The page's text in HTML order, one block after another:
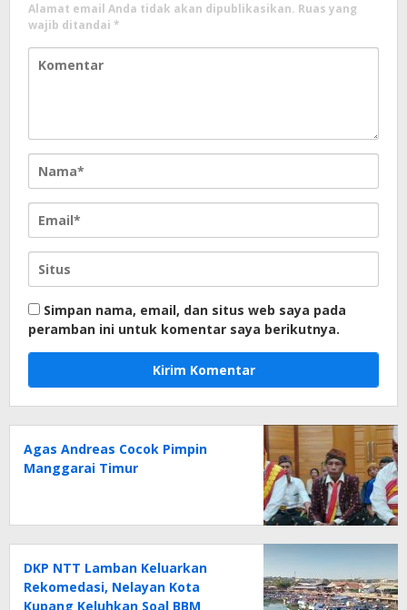
Alamat email Anda tidak akan dipublikasikan. Ruas yang
wajib ditandai *
Simpan nama, email, dan situs web saya pada
peramban ini untuk komentar saya berikutnya.
Agas Andreas Cocok Pimpin
Manggarai Timur
DKP NTT Lamban Keluarkan
Rekomedasi, Nelayan Kota
Kupang Keluhkan Soal BBM